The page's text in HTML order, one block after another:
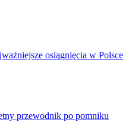
osiągnięcia w Polsce
przewodnik po pomniku